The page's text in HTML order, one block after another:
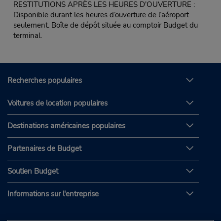
RESTITUTIONS APRÈS LES HEURES D'OUVERTURE :
Disponible durant les heures d’ouverture de l’aéroport
seulement. Boîte de dépôt située au comptoir Budget du
terminal.
Recherches populaires
Voitures de location populaires
Destinations américaines populaires
Partenaires de Budget
Soutien Budget
Informations sur l'entreprise